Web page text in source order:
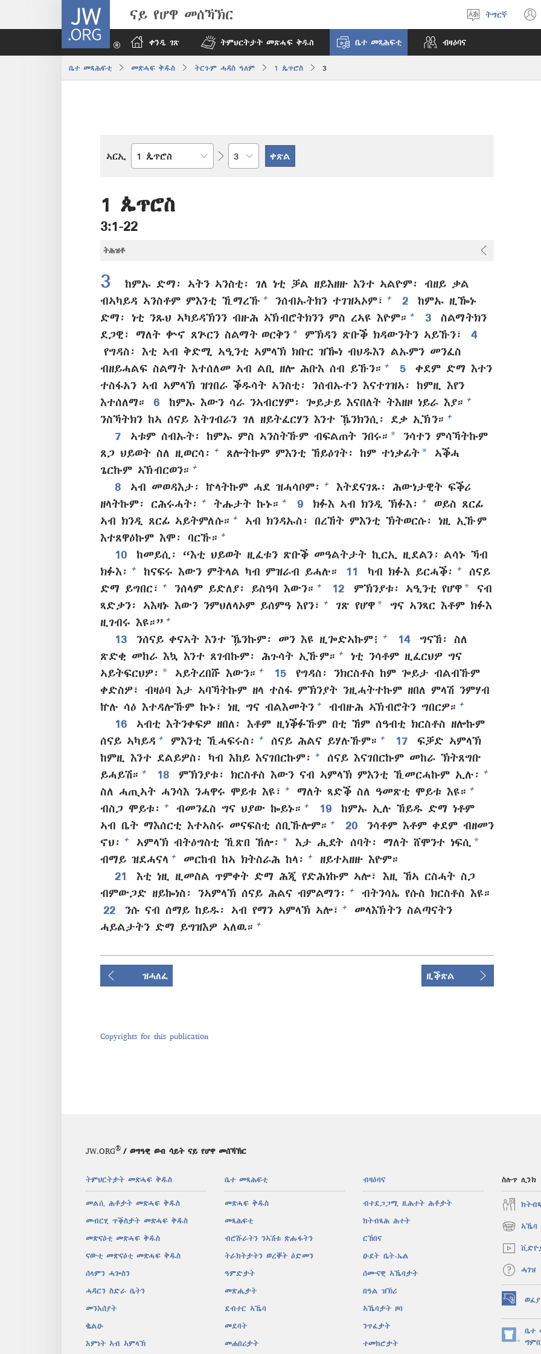
JW.ORG ናይ የሆዋ መሰኻኽር
ቋንቋ
ትግርኛ
ቀንዲ ገጽ ትምህርትታት መጽሓፍ ቅዱስ ቤተ መጻሕፍቲ ብዛዕባና
ቤተ መጻሕፍቲ መጽሓፍ ቅዱስ ትርጉም ሓዳስ ዓለም 1 ጴጥሮስ 3
ኣርኢ
መጻሕፍቲ
ምዕራፍ
1 ጴጥሮስ
3:1-22
ትሕዝቶ
3
ከምኡ ድማ፡ ኣትን ኣንስቲ፡ ገለ ነቲ ቓል ዘይእዘዙ እንተ ኣልዮም፡ ብዘይ ቃል
ብኣካይዳ ኣንስቶም ምእንቲ ኺማረኹ + ንሰብኡትክን ተገዝኣኦም፣ + 2
ከምኡ ዚዀኑ
ድማ፡ ነቲ ንጹህ ኣካይዳኽንን ብዙሕ ኣኽብሮትክንን ምስ ረኣዩ እዮም። + 3
ስልማትክን
ደጋዊ፡ ማለት ቍኖ ጸጕርን ስልማት ወርቅን + ምኽዳን ጽቡቕ ክዳውንትን ኣይኹን፣
4
የግዳስ፡ እቲ ኣብ ቅድሚ ኣዒንቲ ኣምላኽ ክቡር ዝዀነ ብህዱእን ልኡምን መንፈስ
ብዘይሓልፍ ስልማት እተሰለመ ኣብ ልቢ ዘሎ ሕቡእ ሰብ ይኹን። + 5
ቀደም ድማ እተን
ተስፋአን ኣብ ኣምላኽ ዝገበራ ቕዱሳት ኣንስቲ፡ ንሰብኡተን እናተገዝኣ፡ ከምዚ እየን
እተሰለማ።
6 ከምኡ እውን ሳራ ንኣብርሃም፡ ጐይታይ እናበለት ትእዘዞ ነይራ እያ። +
ንስኻትክን ከኣ ሰናይ እትገብራን ገለ ዘይትፈርሃን እንተ ዄንክንሲ፡ ደቃ ኢኽን። +
7 ኣቱም ሰብኡት፡ ከምኡ ምስ ኣንስትኹም ብፍልጠት ንበሩ። *
ንሳተን ምሳኻትኩም
ጸጋ ህይወት ስለ ዚወርሳ፡
+ ጸሎትኩም ምእንቲ ኸይዕገት፡ ከም ተነቃፊት *
ኣቕሓ
ጌርኩም ኣኽብርወን። +
8 ኣብ መወዳእታ፡ ኵላትኩም ሓደ ዝሓሳቦም፡ +
እትደናገጹ፡ ሕውነታዊት ፍቕሪ
ዘላትኩም፡ ርሕሩሓት፡
+ ትሑታት ኩኑ። + 9 ክፉእ ኣብ ክንዲ ኽፉእ፡ +
ወይስ ጸርፊ
ኣብ ክንዲ ጸርፊ ኣይትምለሱ። +
ኣብ ክንዳኡስ፡ በረኸት ምእንቲ ኽትወርሱ፡ ነዚ ኢኹም
እተጸዋዕኩም እሞ፡ ባርኹ። +
10
ከመይሲ፡ “እቲ ህይወት ዚፈቱን ጽቡቕ መዓልትታት ኪርኢ ዚደልን፡ ልሳኑ ኻብ
ክፉእ፡
+ ከናፍሩ እውን ምትላል ካብ ምዝራብ ይሓሉ። 11 ካብ ክፉእ ይርሓቕ፡ +
ሰናይ
ድማ ይግበር፣
+ ንሰላም ይድለያ፡ ይስዓባ እውን። + 12 ምኽንያቱ፡ ኣዒንቲ የሆዋ *
ናብ
ጻድቃን፡ ኣእዛኑ እውን ንምህለላኦም ይሰምዓ እየን፣
+ ገጽ የሆዋ *
ግና ኣንጻር እቶም ክፉእ
ዚገብሩ እዩ።” +
13 ንሰናይ ቀናኣት እንተ ዄንኩም፡ መን እዩ ዚጐድኣኩም፧ + 14
ግናኸ፡ ስለ
ጽድቂ መከራ እኳ እንተ ጸገብኩም፡ ሕጉሳት ኢኹም። +
ነቲ ንሳቶም ዚፈርህዎ ግና
ኣይትፍርህዎ፡ * ኣይትረበሹ እውን። + 15
የግዳስ፡ ንክርስቶስ ከም ጐይታ ብልብኹም
ቀድስዎ፣ ብዛዕባ እታ ኣባኻትኩም ዘላ ተስፋ ምኽንያት ንዚሓትተኩም ዘበለ ምላሽ ንምሃብ
ኵሉ ሳዕ እተዳሎኹም ኩኑ፣ ነዚ ግና ብልእመትን + ብብዙሕ ኣኽብሮትን ግበርዎ። +
16
ኣብቲ እትንቀፍዎ ዘበለ፡ እቶም ዚነቕፉኹም በቲ ኸም ሰዓብቲ ክርስቶስ ዘሎኩም
ሰናይ ኣካይዳ + ምእንቲ ኺሓፍሩስ፡ + ሰናይ ሕልና ይሃሉኹም። + 17
ፍቓድ ኣምላኽ
ከምዚ እንተ ደልይዎስ፡ ካብ እከይ እናገበርኩም፡
+
ሰናይ እናገበርኩም መከራ ኽትጸግቡ
ይሓይሽ። + 18 ምኽንያቱ፡ ክርስቶስ እውን ናብ ኣምላኽ ምእንቲ ኺመርሓኩም ኢሉ፡ +
ስለ ሓጢኣት ሓንሳእ ንሓዋሩ ሞይቱ እዩ፣ + ማለት ጻድቕ ስለ ዓመጽቲ ሞይቱ እዩ። +
ብስጋ ሞይቱ፡ + ብመንፈስ ግና ህያው ኰይኑ። + 19
ከምኡ ኢሉ ኸይዱ ድማ ነቶም
ኣብ ቤት ማእሰርቲ እተኣስሩ መናፍስቲ ሰቢኹሎም። + 20
ንሳቶም እቶም ቀደም ብዘመን
ኖህ፡
+ ኣምላኽ ብትዕግስቲ ኺጽበ ኸሎ፡ * እታ ሒደት ሰባት፡ ማለት ሸሞንተ ነፍሲ *
ብማይ ዝደሓናላ + መርከብ ከኣ ክትስራሕ ከላ፡ +
ዘይተኣዘዙ እዮም።
21
እቲ ነዚ ዚመስል ጥምቀት ድማ ሕጂ የድሕነኩም ኣሎ፣ እዚ ኸኣ ርስሓት ስጋ
ብምውጋድ ዘይኰነስ፡ ንኣምላኽ ሰናይ ሕልና ብምልማን፡
+
ብትንሳኤ የሱስ ክርስቶስ እዩ።
22
ንሱ ናብ ሰማይ ከይዱ፡ ኣብ የማን ኣምላኽ ኣሎ፣ +
መላእኽትን ስልጣናትን
ሓይልታትን ድማ ይግዝእዎ ኣለዉ። +
ዝሓለፈ ዚቕጽል
Copyrights for this publication
JW.ORG® / ወግዓዊ ወብ ሳይት ናይ የሆዋ መሰኻኽር
ትምህርትታት መጽሓፍ ቅዱስ
መልሲ ሕቶታት መጽሓፍ ቅዱስ
መብርሂ ጥቕስታት መጽሓፍ ቅዱስ
መጽናዕቲ መጽሓፍ ቅዱስ
ናውቲ መጽናዕቲ መጽሓፍ ቅዱስ
ሰላምን ሓጐስን
ሓዳርን ስድራ ቤትን
መንእሰያት
ቈልዑ
እምነት ኣብ ኣምላኽ
ቤተ መጻሕፍቲ
መጽሓፍ ቅዱስ
መጻሕፍቲ
ብሮሹራትን ንኣሽቱ ጽሑፋትን
ትራክትታትን ወረቐት ዕድመን
ዓምድታት
መጽሔታት
ደብተር ኣኼባ
መደባት
መሐበሪታት
ብዛዕባና
ብተደጋጋሚ ዚሕተት ሕቶታት
ክትብጻሕ ሕተት
ርኸበና
ዑደት ቤት-ኤል
ሰሙናዊ ኣኼባታት
በዓል ዝኽሪ
ኣኼባታት ዞባ
ንጥፈታት
ተመክሮታት
ስሉጥ ሊንክ
ኣኼባ
(opens
new
window)
ሓገዝ
ወፈያ
(opens
new
window)ቤተ
(opens